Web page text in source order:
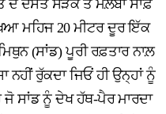
ਦੋ ਦੋਸਤ ਸੜਕ ਤੋਂ ਮਲ਼ਬਾ ਸਾਫ਼
ਮਹਿਜ 20 ਮੀਟਰ ਦੂਰ ਇੱਕ
(ਸਾਂਡ) ਪੂਰੀ ਰਫ਼ਤਾਰ ਨਾਲ਼
ਨਹੀਂ ਰੁੱਕਦਾ ਜਿਓਂ ਹੀ ਉਨ੍ਹਾਂ ਨੂੰ
ਸਾਂਡ ਨੂੰ ਦੇਖ ਹੱਥ-ਪੈਰ ਮਾਰਦਾ